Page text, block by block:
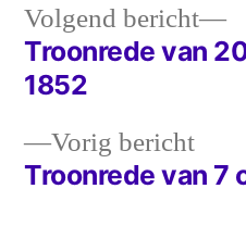
Bericht
navigatie
Vorig berichtVorig
Troonrede van 7
Volgend bericht
Troonrede van
1852